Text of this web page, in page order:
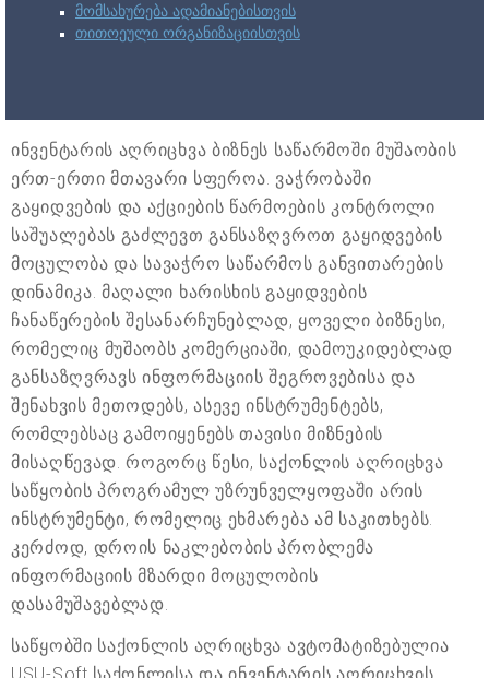
მომსახურება ადამიანებისთვის
თითოეული ორგანიზაციისთვის
ინვენტარის აღრიცხვა ბიზნეს საწარმოში მუშაობის
ერთ-ერთი მთავარი სფეროა. ვაჭრობაში
გაყიდვების და აქციების წარმოების კონტროლი
საშუალებას გაძლევთ განსაზღვროთ გაყიდვების
მოცულობა და სავაჭრო საწარმოს განვითარების
დინამიკა. მაღალი ხარისხის გაყიდვების
ჩანაწერების შესანარჩუნებლად, ყოველი ბიზნესი,
რომელიც მუშაობს კომერციაში, დამოუკიდებლად
განსაზღვრავს ინფორმაციის შეგროვებისა და
შენახვის მეთოდებს, ასევე ინსტრუმენტებს,
რომლებსაც გამოიყენებს თავისი მიზნების
მისაღწევად. როგორც წესი, საქონლის აღრიცხვა
საწყობის პროგრამულ უზრუნველყოფაში არის
ინსტრუმენტი, რომელიც ეხმარება ამ საკითხებს.
კერძოდ, დროის ნაკლებობის პრობლემა
ინფორმაციის მზარდი მოცულობის
დასამუშავებლად.
საწყობში საქონლის აღრიცხვა ავტომატიზებულია